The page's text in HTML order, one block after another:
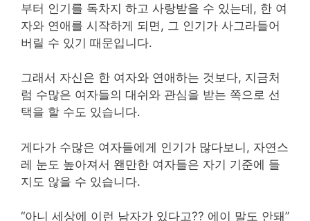
부터 인기를 독차지 하고 사랑받을 수 있는데, 한 여
자와 연애를 시작하게 되면, 그 인기가 사그라들어
버릴 수 있기 때문입니다.
그래서 자신은 한 여자와 연애하는 것보다, 지금처
럼 수많은 여자들의 대쉬와 관심을 받는 쪽으로 선
택을 할 수도 있습니다.
게다가 수많은 여자들에게 인기가 많다보니, 자연스
레 눈도 높아져서 왠만한 여자들은 자기 기준에 들
지도 않을 수 있습니다.
“아니 세상에 이런 남자가 있다고?? 에이 말도 안돼”